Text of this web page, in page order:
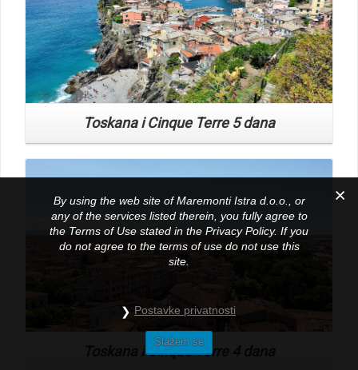
Sicilija 5 dana
Istanbul Deluxe 5 dana
Read More
By using the web site of Maremonti Istra d.o.o., or
any of the services listed therein, you fully agree to
the Terms of Use stated in the Privacy Policy. If you
do not agree to the terms of use do not use this
site.
Postavke privatnosti
Slažem se